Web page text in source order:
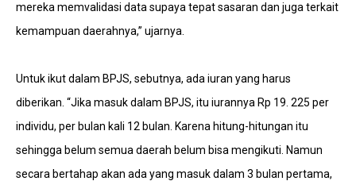
mereka memvalidasi data supaya tepat sasaran dan juga terkait
kemampuan daerahnya,” ujarnya.
Untuk ikut dalam BPJS, sebutnya, ada iuran yang harus
diberikan. “Jika masuk dalam BPJS, itu iurannya Rp 19. 225 per
individu, per bulan kali 12 bulan. Karena hitung-hitungan itu
sehingga belum semua daerah belum bisa mengikuti. Namun
secara bertahap akan ada yang masuk dalam 3 bulan pertama,